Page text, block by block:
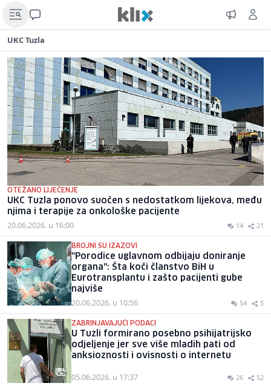
UKC Tuzla
OTEŽANO LIJEČENJE
UKC Tuzla ponovo suočen s nedostatkom lijekova, među
njima i terapije za onkološke pacijente
20.06.2026. u 16:00 14 21
BROJNI SU IZAZOVI
"Porodice uglavnom odbijaju doniranje
organa": Šta koči članstvo BiH u
Eurotransplantu i zašto pacijenti gube
najviše
20.06.2026. u 10:56 54 5
ZABRINJAVAJUĆI PODACI
U Tuzli formirano posebno psihijatrijsko
odjeljenje jer sve više mladih pati od
anksioznosti i ovisnosti o internetu
05.06.2026. u 17:37 26 52